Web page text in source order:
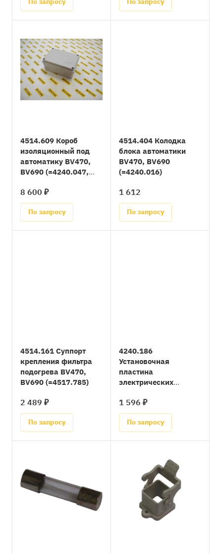
4514.609 Короб
изоляционный под
автоматику BV470,
BV690 (=4240.047,
4514.799)
8 600 ₽
По запросу
4514.404 Колодка
блока автоматики
BV470, BV690
(=4240.016)
1 612
По запросу
4514.161 Суппорт
крепления фильтра
подогрева BV470,
BV690 (=4517.785)
2 489 ₽
По запросу
4240.186
Установочная
пластина
электрических
термостата BV470,
BV690
1 596 ₽
По запросу